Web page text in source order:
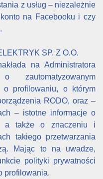
z usług – niezależnie
na Facebooku i czy
SP. Z O.O.
na Administratora
zautomatyzowanym
profilowaniu, o którym
RODO, oraz –
– istotne informacje o
a także o znaczeniu i
takiego przetwarzania
Mając to na uwadze,
polityki prywatności
profilowania.